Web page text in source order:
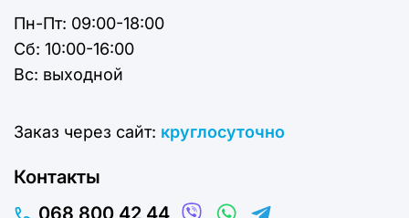
Пн-Пт: 09:00-18:00
Cб: 10:00-16:00
Вс: выходной
Заказ через сайт: круглосуточно
Контакты